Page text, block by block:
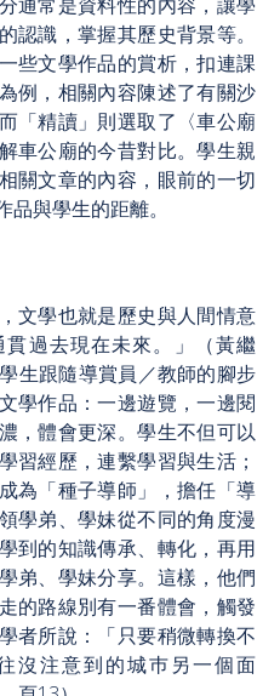
認識，掌握其歷史背景等。
些文學作品的賞析，扣連課
例，相關內容陳述了有關沙
「精讀」則選取了〈車公廟
車公廟的今昔對比。學生親
關文章的內容，眼前的一切
與學生的距離。
文學也就是歷史與人間情意
過去現在未來。」（黃繼
生跟隨導賞員／教師的腳步
學作品：一邊遊覽，一邊閱
，體會更深。學生不但可以
習經歷，連繫學習與生活；
為「種子導師」，擔任「導
學弟、學妹從不同的角度漫
到的知識傳承、轉化，再用
弟、學妹分享。這樣，他們
的路線別有一番體會，觸發
者所說：「只要稍微轉換不
沒注意到的城巿另一個面